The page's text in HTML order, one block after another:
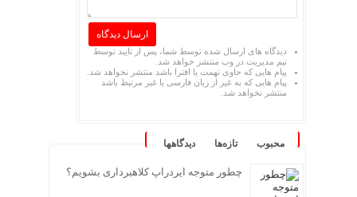
دیدگاه های ارسال شده توسط شما، پس از تایید توسط
تیم مدیریت در وب منتشر خواهد شد.
پیام هایی که حاوی تهمت یا افترا باشد منتشر نخواهد شد.
پیام هایی که به غیر از زبان فارسی یا غیر مرتبط باشد
منتشر نخواهد شد.
محبوب تازه‌ها دیدگاهها
چطور متوجه ایردراپ کلاهبرداری بشویم؟